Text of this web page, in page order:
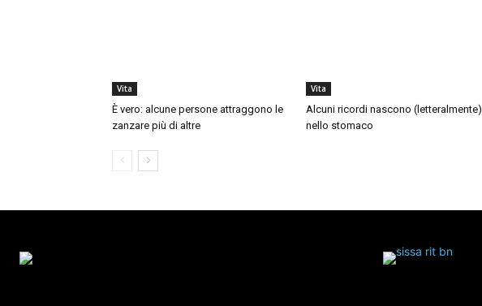
Vita
È vero: alcune persone attraggono le
zanzare più di altre
Vita
Alcuni ricordi nascono (letteralmente)
nello stomaco